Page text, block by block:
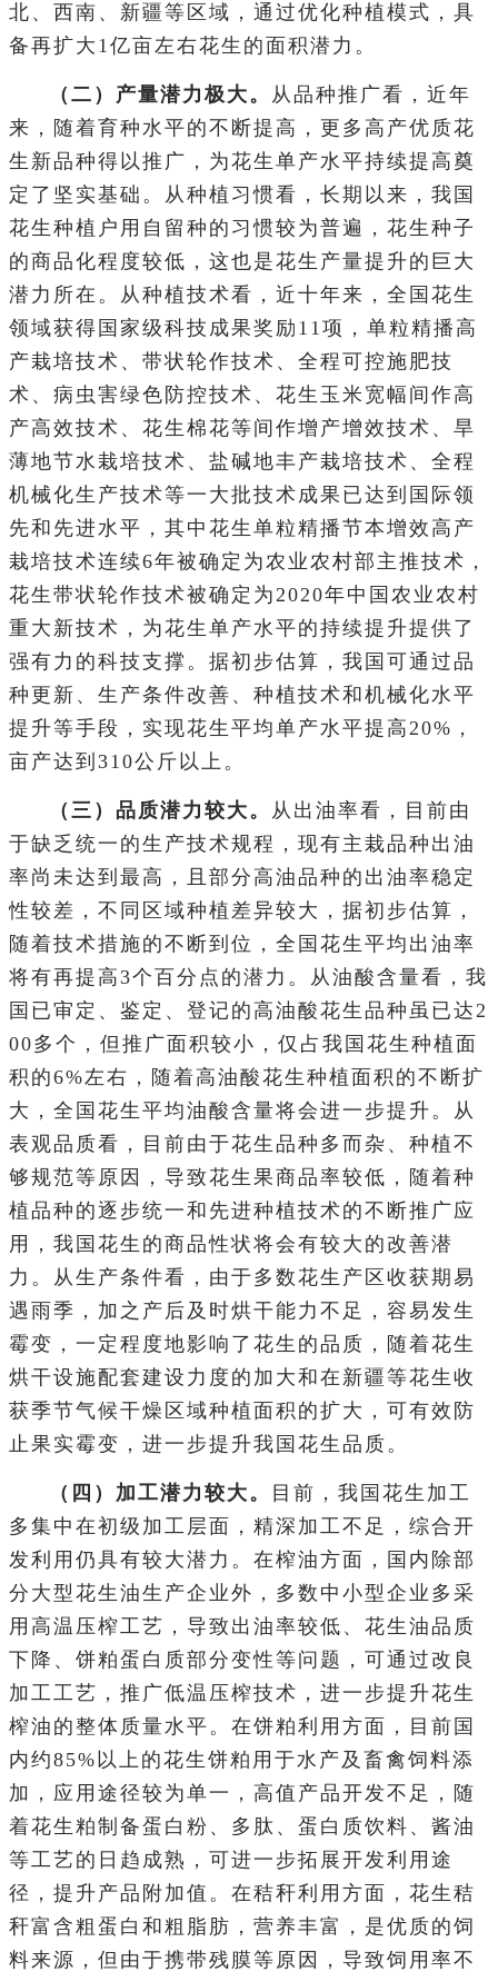
北、西南、新疆等区域，通过优化种植模式，具
备再扩大1亿亩左右花生的面积潜力。
（二）产量潜力极大。 从品种推广看，近年
来，随着育种水平的不断提高，更多高产优质花
生新品种得以推广，为花生单产水平持续提高奠
定了坚实基础。从种植习惯看，长期以来，我国
花生种植户用自留种的习惯较为普遍，花生种子
的商品化程度较低，这也是花生产量提升的巨大
潜力所在。从种植技术看，近十年来，全国花生
领域获得国家级科技成果奖励11项，单粒精播高
产栽培技术、带状轮作技术、全程可控施肥技
术、病虫害绿色防控技术、花生玉米宽幅间作高
产高效技术、花生棉花等间作增产增效技术、旱
薄地节水栽培技术、盐碱地丰产栽培技术、全程
机械化生产技术等一大批技术成果已达到国际领
先和先进水平，其中花生单粒精播节本增效高产
栽培技术连续6年被确定为农业农村部主推技术，
花生带状轮作技术被确定为2020年中国农业农村
重大新技术，为花生单产水平的持续提升提供了
强有力的科技支撑。据初步估算，我国可通过品
种更新、生产条件改善、种植技术和机械化水平
提升等手段，实现花生平均单产水平提高20%，
亩产达到310公斤以上。
（三）品质潜力较大。 从出油率看，目前由
于缺乏统一的生产技术规程，现有主栽品种出油
率尚未达到最高，且部分高油品种的出油率稳定
性较差，不同区域种植差异较大，据初步估算，
随着技术措施的不断到位，全国花生平均出油率
将有再提高3个百分点的潜力。从油酸含量看，我
国已审定、鉴定、登记的高油酸花生品种虽已达2
00多个，但推广面积较小，仅占我国花生种植面
积的6%左右，随着高油酸花生种植面积的不断扩
大，全国花生平均油酸含量将会进一步提升。从
表观品质看，目前由于花生品种多而杂、种植不
够规范等原因，导致花生果商品率较低，随着种
植品种的逐步统一和先进种植技术的不断推广应
用，我国花生的商品性状将会有较大的改善潜
力。从生产条件看，由于多数花生产区收获期易
遇雨季，加之产后及时烘干能力不足，容易发生
霉变，一定程度地影响了花生的品质，随着花生
烘干设施配套建设力度的加大和在新疆等花生收
获季节气候干燥区域种植面积的扩大，可有效防
止果实霉变，进一步提升我国花生品质。
（四）加工潜力较大。
目前，我国花生加工
多集中在初级加工层面，精深加工不足，综合开
发利用仍具有较大潜力。在榨油方面，国内除部
分大型花生油生产企业外，多数中小型企业多采
用高温压榨工艺，导致出油率较低、花生油品质
下降、饼粕蛋白质部分变性等问题，可通过改良
加工工艺，推广低温压榨技术，进一步提升花生
榨油的整体质量水平。在饼粕利用方面，目前国
内约85%以上的花生饼粕用于水产及畜禽饲料添
加，应用途径较为单一，高值产品开发不足，随
着花生粕制备蛋白粉、多肽、蛋白质饮料、酱油
等工艺的日趋成熟，可进一步拓展开发利用途
径，提升产品附加值。在秸秆利用方面，花生秸
秆富含粗蛋白和粗脂肪，营养丰富，是优质的饲
料来源，但由于携带残膜等原因，导致饲用率不